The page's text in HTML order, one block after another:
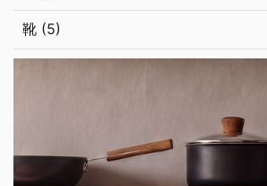
靴 (5)